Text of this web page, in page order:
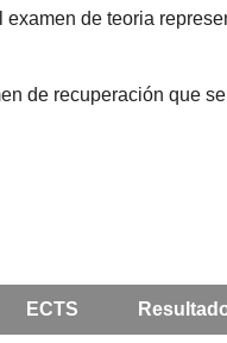
de teoria
de recuperación que
ECTS